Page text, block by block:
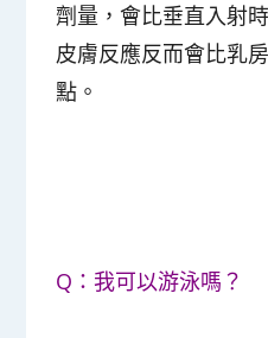
劑量，會比垂直入射
皮膚反應反而會比乳
點。
Q：我可以游泳嗎？